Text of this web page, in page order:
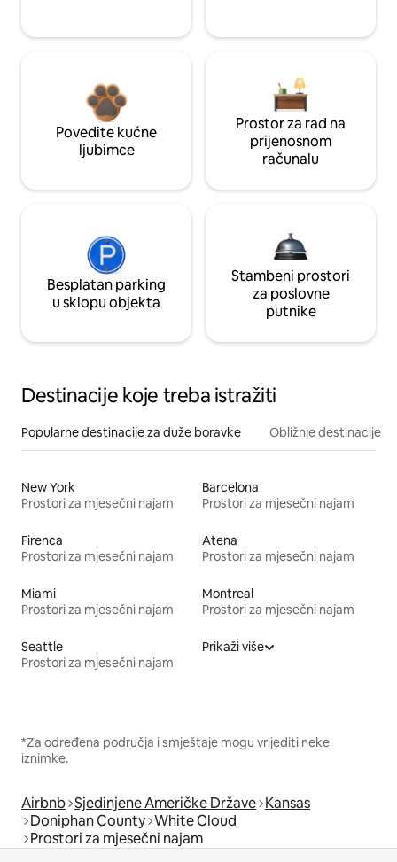
Povedite kućne
ljubimce
Prostor za rad na
prijenosnom
računalu
Besplatan parking
u sklopu objekta
Stambeni prostori
za poslovne
putnike
Destinacije koje treba istražiti
Popularne destinacije za duže boravke Obližnje destinacije
New York
Prostori za mjesečni najam
Barcelona
Prostori za mjesečni najam
Firenca
Prostori za mjesečni najam
Atena
Prostori za mjesečni najam
Miami
Prostori za mjesečni najam
Montreal
Prostori za mjesečni najam
Seattle
Prostori za mjesečni najam
Prikaži više
*Za određena područja i smještaje mogu vrijediti neke
iznimke.
Airbnb Sjedinjene Američke Države Kansas
Doniphan County White Cloud
Prostori za mjesečni najam